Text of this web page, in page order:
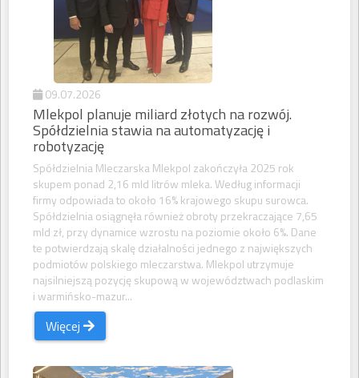
09.07.2026
Mlekpol planuje miliard złotych na rozwój.
Spółdzielnia stawia na automatyzację i
robotyzację
Spółdzielnia Mleczarska Mlekpol zakończyła 2025 rok
skupem ponad 2,16 mld litrów mleka. Według informacji
firmy odpowiada to około 16% krajowego skupu surowca.
Spółdzielnia osiągnęła również obroty przekraczające 7,65
mld zł, przy dynamice wzrostu na poziomie około 6%. Dane
te potwierdzają skalę działalności jednego z największych
podmiotów polskiego mleczarstwa. Mlekpol utrzymuje
najsilniejszą pozycję skupową w województwach podlaskim
i warmińsko-mazur...
Więcej